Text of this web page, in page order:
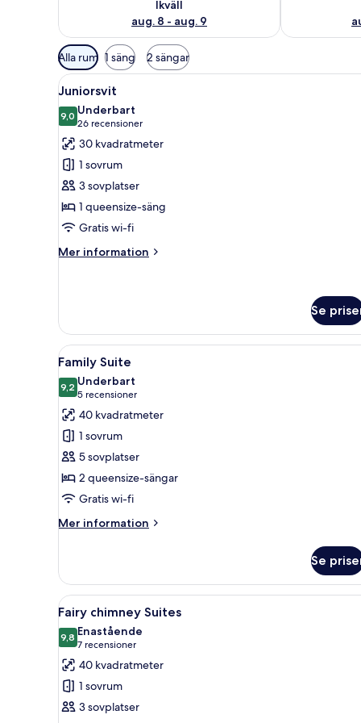
Ikväll
aug. 8 - aug. 9
Tillgängliga
filter
för
rum
Alla rum 1 säng 2 sängar
Öppna
alla
foton
för
Juniorsvit
Ett rum med en vägg av
11
Juniorsvit
9,09,0 av 10
Underbart
26 recensioner
(26 recensioner)
30 kvadratmeter
1 sovrum
3 sovplatser
1 queensize-säng
Gratis wi-fi
Mer information
Mer
Se
Öppna
alla
foton
för
Family
Suite
Ett mysigt rum med en soffa
5
Family Suite
9,29,2 av 10
Underbart
5 recensioner
(5 recensioner)
40 kvadratmeter
1 sovrum
5 sovplatser
2 queensize-sängar
Gratis wi-fi
Mer information
Mer
Suite
Se
Öppna
alla
foton
för
Fairy
chimney
Suites
Ett rustikt rum med en säng,
5
Fairy chimney Suites
9,89,8 av 10
Enastående
7 recensioner
(7 recensioner)
40 kvadratmeter
1 sovrum
3 sovplatser